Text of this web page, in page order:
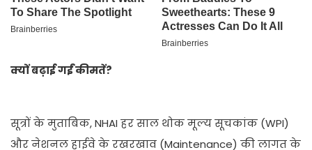
क्यों बढ़ाई गईं कीमतें?
सूत्रों के मुताबिक, NHAI हर साल थोक मूल्य सूचकांक (WPI)
और नेशनल हाईवे के रखरखाव (Maintenance) की लागत के